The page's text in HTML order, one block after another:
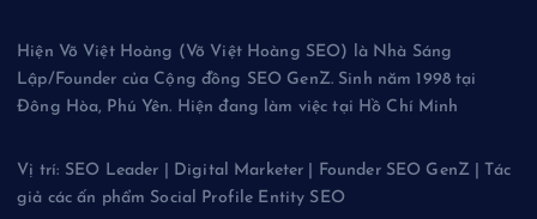
Hiện Võ Việt Hoàng (Võ Việt Hoàng SEO) là Nhà Sáng
Lập/Founder của Cộng đồng SEO GenZ. Sinh năm 1998 tại
Đông Hòa, Phú Yên. Hiện đang làm việc tại Hồ Chí Minh
Vị trí: SEO Leader | Digital Marketer | Founder SEO GenZ | Tác
giả các ấn phẩm Social Profile Entity SEO